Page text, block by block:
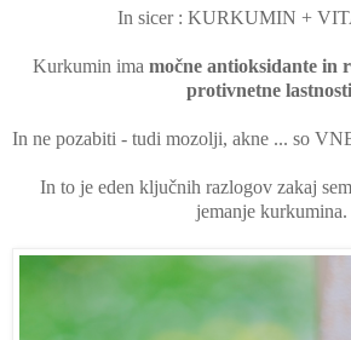
In sicer : KURKUMIN +
Kurkumin ima močne antioksidante in
protivnetne
In ne pozabiti - tudi mozolji, akne ... so
In to je eden ključnih razlogov zakaj
jemanje kurkumina.